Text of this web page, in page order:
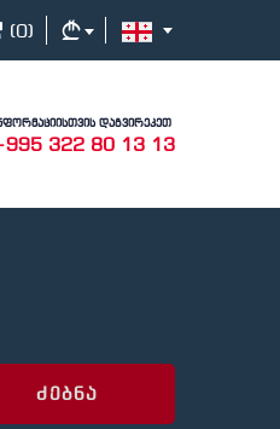
(0)
დაგვირეკეთ
322 80 13 13
ძებნა